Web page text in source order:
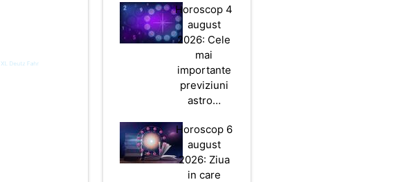
Horoscop 4
august
2026: Cele
mai
importante
previziuni
astro…
Horoscop 6
august
2026: Ziua
in care